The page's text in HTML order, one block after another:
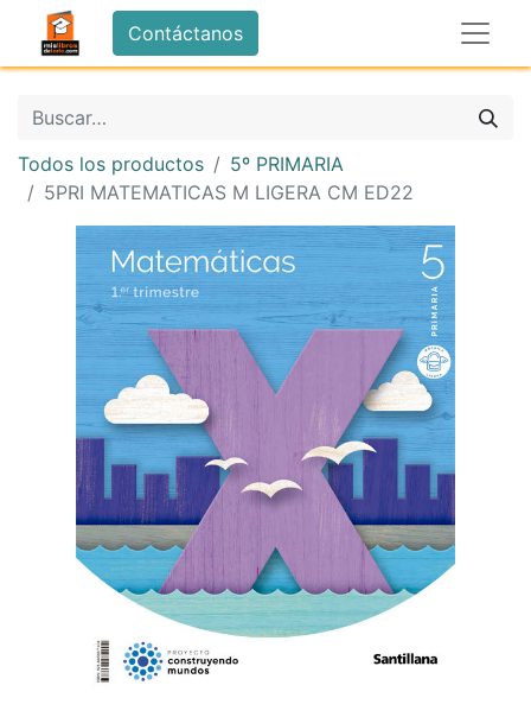
Contáctanos
Todos los productos
5º PRIMARIA
5PRI MATEMATICAS M LIGERA CM ED22